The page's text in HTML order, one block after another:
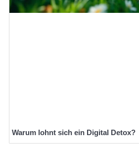
Warum lohnt sich ein Digital Detox?